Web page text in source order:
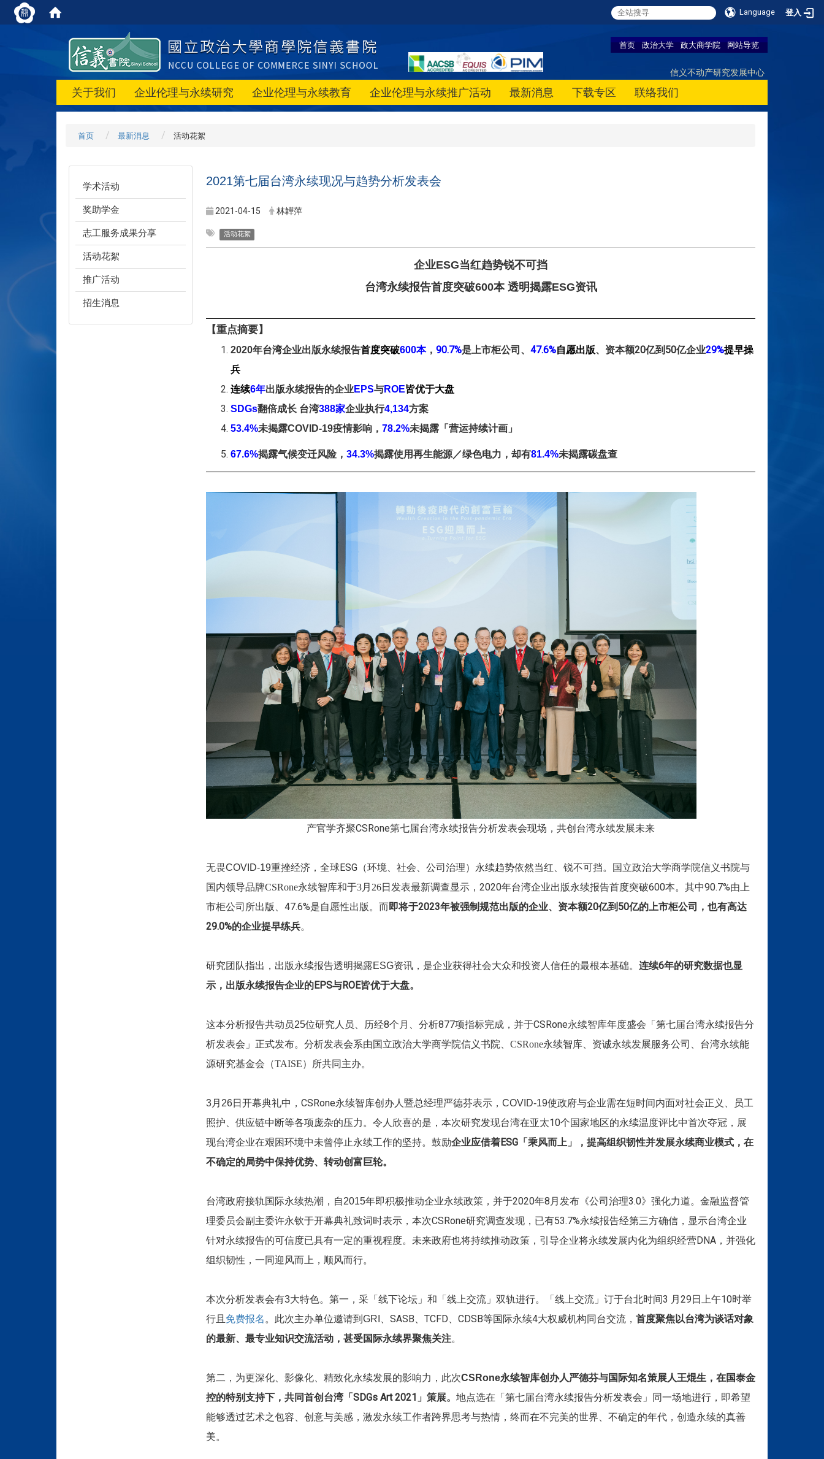
Language 登入
首页 政治大学 政大商学院 网站导览
信义不动产研究发展中心
关于我们 企业伦理与永续研究 企业伦理与永续教育 企业伦理与永续推广活动 最新消息 下载专区 联络我们
首页 最新消息 活动花絮
学术活动
奖助学金
志工服务成果分享
活动花絮
推广活动
招生消息
2021第七届台湾永续现况与趋势分析发表会
2021-04-15 林韡萍
活动花絮
企业ESG当红趋势锐不可挡
台湾永续报告首度突破600本 透明揭露ESG资讯
【重点摘要】
2020年台湾企业出版永续报告首度突破600本， 90.7%是上市柜公司、 47.6%自愿出版、资本额20亿到50亿企业29%提早操
兵
连续6年出版永续报告的企业EPS与ROE皆优于大盘
SDGs翻倍成长 台湾388家企业执行4,134方案
53.4%未揭露COVID-19疫情影响， 78.2%未揭露「营运持续计画」
67.6%揭露气候变迁风险， 34.3%揭露使用再生能源／绿色电力，却有81.4%未揭露碳盘查
产官学齐聚CSRone第七届台湾永续报告分析发表会现场，共创台湾永续发展未来
无畏COVID-19重挫经济，全球ESG（环境、社会、公司治理）永续趋势依然当红、锐不可挡。
国立政治大学商学院信义书院与
国内领导品牌CSRone永续智库和于3月26日发表最新调查显示 ，2020年台湾企业出版永续报告首度突破600本。其中90.7%由上
市柜公司所出版、47.6%是自愿性出版。而即将于2023年被强制规范出版的企业、资本额20亿到50亿的上市柜公司，也有高达
29.0%的企业提早练兵。
研究团队指出，出版永续报告透明揭露ESG资讯，是企业获得社会大众和投资人信任的最根本基础。 连续6年的研究数据也显
示，出版永续报告企业的EPS与ROE皆优于大盘。
这本分析报告共动员25位研究人员、历经8个月、分析877项指标完成，并于CSRone永续智库年度盛会「第七届台湾永续报告分
析发表会」正式发布。 分析发表会系由国立政治大学商学院信义书院、CSRone永续智库、资诚永续发展服务公司、台湾永续能
源研究基金会（TAISE）所共同主办。
3月26日开幕典礼中，CSRone永续智库创办人暨总经理严德芬表示 ，COVID-19使政府与企业需在短时间内面对社会正义、员工
照护、供应链中断等各项庞杂的压力。令人欣喜的是，本次研究发现台湾在亚太10个国家地区的永续温度评比中首次夺冠，展
现台湾企业在艰困环境中未曾停止永续工作的坚持。鼓励企业应借着ESG「乘风而上」，提高组织韧性并发展永续商业模式，在
不确定的局势中保持优势、转动创富巨轮。
台湾政府接轨国际永续热潮，自2015年即积极推动企业永续政策，并于2020年8月发布《公司治理3.0》强化力道。金融监督管
理委员会副主委许永钦于开幕典礼致词时表示，本次CSRone研究调查发现，已有53.7%永续报告经第三方确信，显示台湾企业
针对永续报告的可信度已具有一定的重视程度。未来政府也将持续推动政策，引导企业将永续发展内化为组织经营DNA，并强化
组织韧性，一同迎风而上，顺风而行。
本次分析发表会有3大特色。第一，采「线下论坛」和「线上交流」双轨进行。「线上交流」订于台北时间3 月29日上午10时举
行且 免费报名 。此次主办单位邀请到GRI 、SASB、TCFD、CDSB等国际永续4大权威机构同台交流， 首度聚焦以台湾为谈话对象
的最新、最专业知识交流活动，甚受国际永续界聚焦关注。
第二，为更深化、影像化、精致化永续发展的影响力，此次CSRone永续智库创办人严德芬与国际知名策展人王焜生，在国泰金
控的特别支持下，共同首创台湾「SDGs Art 2021」策展。 地点选在「第七届台湾永续报告分析发表会」同一场地进行，即希望
能够透过艺术之包容、创意与美感，激发永续工作者跨界思考与热情，终而在不完美的世界、不确定的年代，创造永续的真善
美。